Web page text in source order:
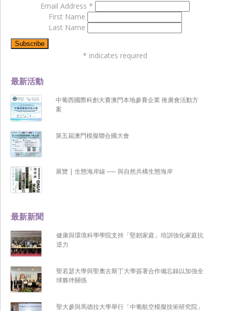
最新新聞
健康與環境科學學院支持「堅韌家庭」培訓強化家庭抗
逆力
聖若瑟大學與聖奧古斯丁大學簽署合作備忘錄以加強全
球夥伴關係
聖大參與馬德拉大學舉行「中葡航空模擬技術研究院」
最新活動
中葡西國際科創大賽澳門本地參賽企業 推廣會活動方
案
第五屆澳門模擬聯合國大會
展覽 | 生態海岸線 ── 與自然共構生態海岸
Email Address *
First Name
Last Name
* indicates required